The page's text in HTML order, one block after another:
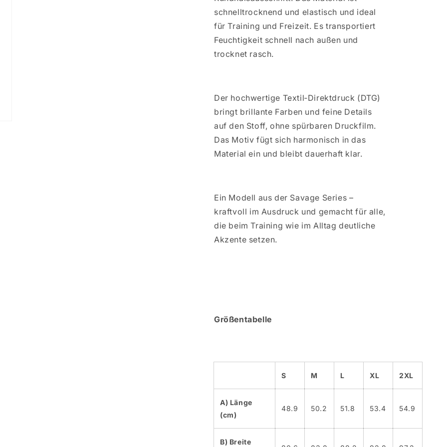
(Direktdruck)
-
Art.00228
(Direktdruck)
-
Art.00228
schnelltrocknend und elastisch und ideal
für Training und Freizeit. Es transportiert
Feuchtigkeit schnell nach außen und
trocknet rasch.
Der hochwertige Textil‑Direktdruck (DTG)
bringt brillante Farben und feine Details
auf den Stoff, ohne spürbaren Druckfilm.
Das Motiv fügt sich harmonisch in das
Material ein und bleibt dauerhaft klar.
Ein Modell aus der Savage Series –
kraftvoll im Ausdruck und gemacht für alle,
die beim Training wie im Alltag deutliche
Akzente setzen.
Größentabelle
S M L XL 2XL
A) Länge
(cm)
48.9 50.2 51.8 53.4 54.9
B) Breite